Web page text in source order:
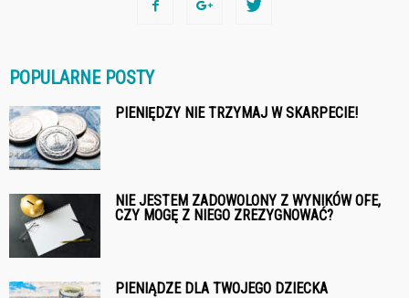
POPULARNE POSTY
PIENIĘDZY NIE TRZYMAJ W SKARPECIE!
NIE JESTEM ZADOWOLONY Z WYNIKÓW OFE,
CZY MOGĘ Z NIEGO ZREZYGNOWAĆ?
PIENIĄDZE DLA TWOJEGO DZIECKA